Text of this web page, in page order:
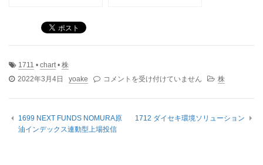
1711 • chart • 株
2022年3月4日
yoake
1711
ホ
ル
デ
コメントを受け付けていません 株
1699 NEXT FUNDS NOMURA原
油インデックス連動型上場投信
1712 ダイセキ環境ソリューション